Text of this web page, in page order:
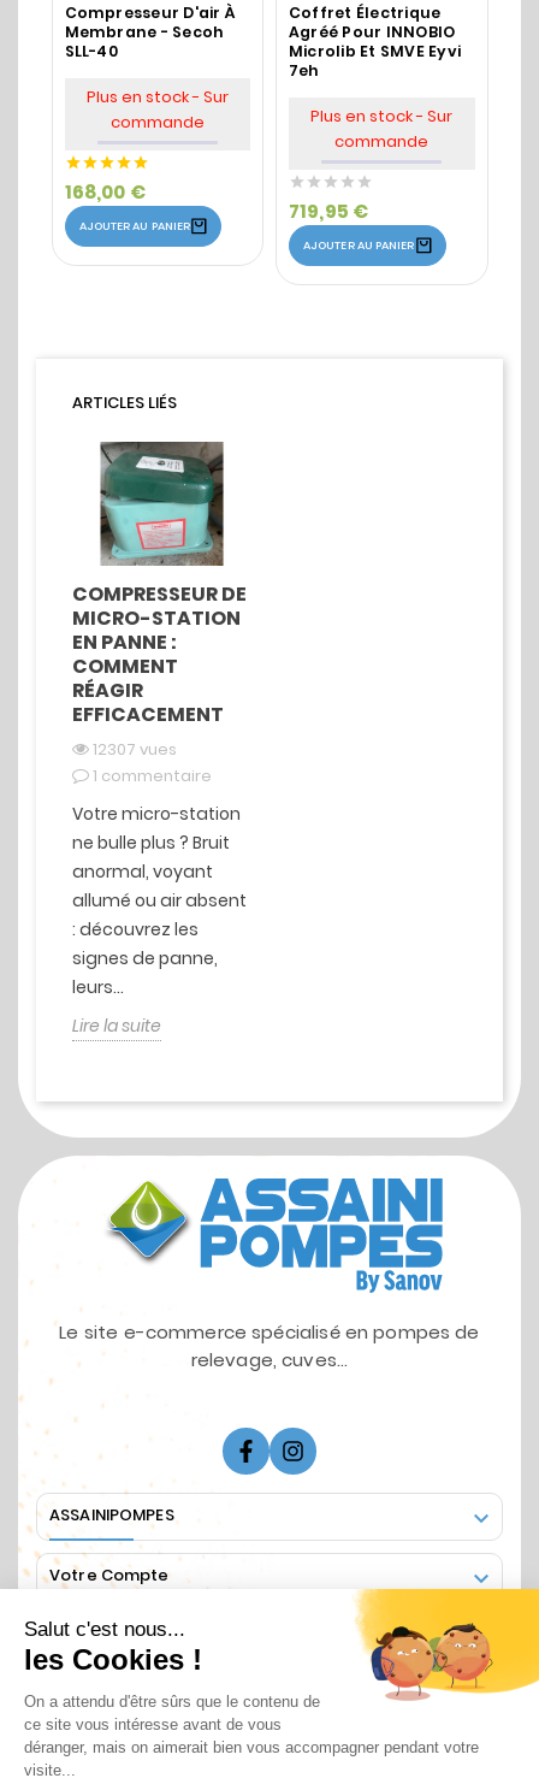
Compresseur D'air À
Membrane - Secoh
SLL-40
Plus en stock - Sur
commande

168,00 €
AJOUTER AU PANIER
Coffret Électrique
Agréé Pour INNOBIO
Microlib Et SMVE Eyvi
7eh
Plus en stock - Sur
commande
    
719,95 €
AJOUTER AU PANIER
ARTICLES LIÉS
COMPRESSEUR DE
MICRO-STATION
EN PANNE :
COMMENT
RÉAGIR
EFFICACEMENT
12307 vues
1 commentaire
Votre micro-station
ne bulle plus ? Bruit
anormal, voyant
allumé ou air absent
: découvrez les
signes de panne,
leurs...
Lire la suite
Le site e-commerce spécialisé en pompes de
relevage, cuves...
ASSAINIPOMPES 
Votre Compte 
Informations 
SUIVEZ NOUS